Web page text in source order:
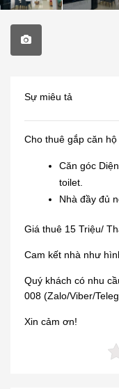
Sự miêu tả
Cho thuê gắp căn
Căn góc
toilet.
Nhà đầy đủ
Giá thuê 15 Triệu/
Cam kết nhà như
Quý khách có nhu
008 (Zalo/Viber/
Xin cảm ơn!